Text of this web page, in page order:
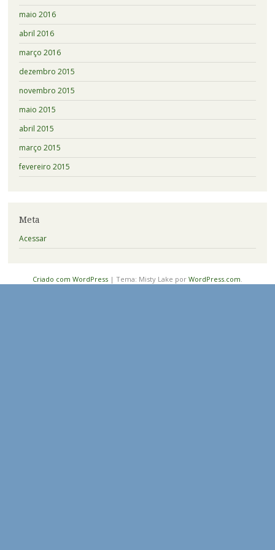
maio 2016
abril 2016
março 2016
dezembro 2015
novembro 2015
maio 2015
abril 2015
março 2015
fevereiro 2015
Meta
Acessar
Criado com WordPress | Tema: Misty Lake por WordPress.com.